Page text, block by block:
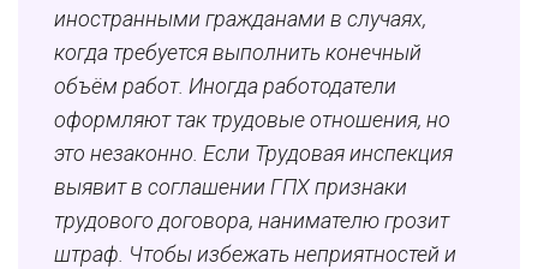
иностранными гражданами в случаях,
когда требуется выполнить конечный
объём работ. Иногда работодатели
оформляют так трудовые отношения, но
это незаконно. Если Трудовая инспекция
выявит в соглашении ГПХ признаки
трудового договора, нанимателю грозит
штраф. Чтобы избежать неприятностей и